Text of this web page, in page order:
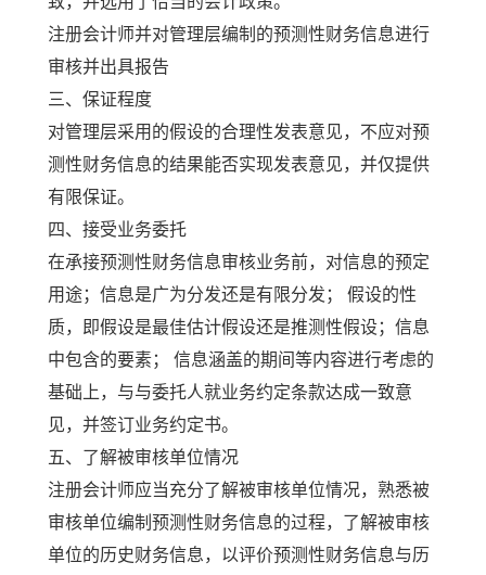
注册会计师并对管理层编制的预测性财务信息进行
审核并出具报告
三、保证程度
对管理层采用的假设的合理性发表意见，不应对预
测性财务信息的结果能否实现发表意见，并仅提供
有限保证。
四、接受业务委托
在承接预测性财务信息审核业务前，对信息的预定
用途；信息是广为分发还是有限分发； 假设的性
质，即假设是最佳估计假设还是推测性假设；信息
中包含的要素； 信息涵盖的期间等内容进行考虑的
基础上，与与委托人就业务约定条款达成一致意
见，并签订业务约定书。
五、了解被审核单位情况
注册会计师应当充分了解被审核单位情况，熟悉被
审核单位编制预测性财务信息的过程，了解被审核
单位的历史财务信息，以评价预测性财务信息与历